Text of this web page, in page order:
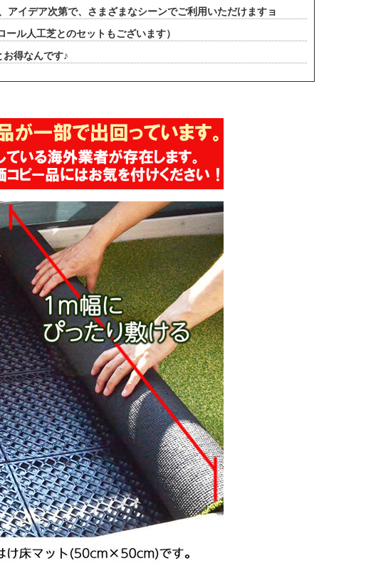
イデア次第で、さまざまなシーンでご利用いただけますョ
ル人工芝とのセットもございます）
得なんです♪